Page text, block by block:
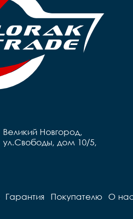
Великий Новгород,
ул.Свободы, дом 10/5,
Гарантия Покупателю О